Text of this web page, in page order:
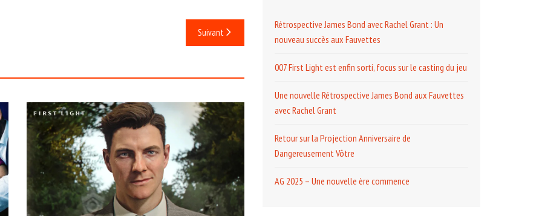
Suivant
Rétrospective James Bond avec Rachel Grant : Un
nouveau succès aux Fauvettes
007 First Light est enfin sorti, focus sur le casting du jeu
Une nouvelle Rétrospective James Bond aux Fauvettes
avec Rachel Grant
Retour sur la Projection Anniversaire de
Dangereusement Vôtre
AG 2025 – Une nouvelle ère commence